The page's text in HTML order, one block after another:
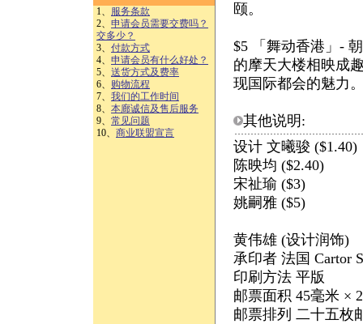
1、 服务条款
2、 申请会员需要交费吗？
交多少？
3、 付款方式
4、 申请会员有什么好处？
5、 送货方式及费率
6、 购物流程
7、 我们的工作时间
8、 本廊诚信及售后服务
9、 常见问题
10、 商业联盟宣言
颐。
$5 「舞动香港」-
的摩天大楼相映成
现国际都会的魅力
其他说明:
设计 文曦骏 ($1.40)
陈映均 ($2.40)
宋祉瑜 ($3)
姚嗣雅 ($5)
黄伟雄 (设计润饰)
承印者 法国 Cartor
印刷方法 平版
邮票面积 45毫米 ×
邮票排列 二十五枚